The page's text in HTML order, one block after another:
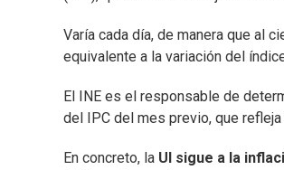
Varía cada día, de manera que al
equivalente a la variación del
El INE es el responsable de
del IPC del mes previo, que refleja
En concreto, la UI sigue a la